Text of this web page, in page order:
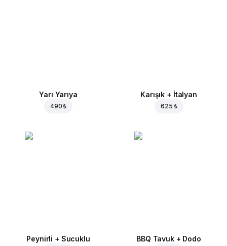
Yarı Yarıya
490 ₺
Karışık + İtalyan
625 ₺
Peynirli + Sucuklu BBQ Tavuk + Dodo